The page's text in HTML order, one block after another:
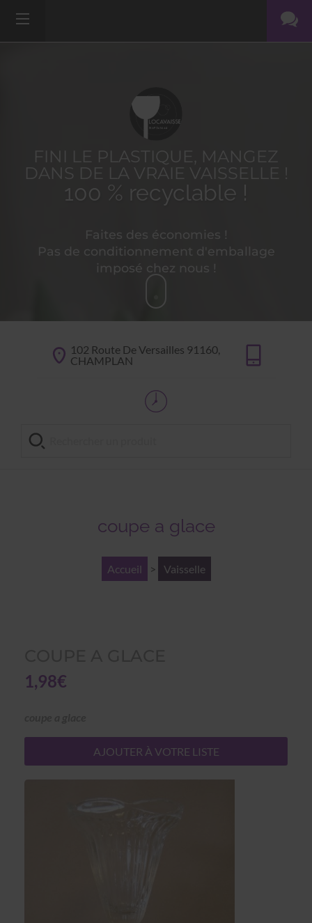
FINI LE PLASTIQUE, MANGEZ
DANS DE LA VRAIE VAISSELLE !
100 % recyclable !
Faites des économies !
Pas de conditionnement d'emballage
imposé chez nous !
102 Route De Versailles 91160,
CHAMPLAN
coupe a glace
Accueil > Vaisselle
1,98€
AJOUTER À VOTRE LISTE